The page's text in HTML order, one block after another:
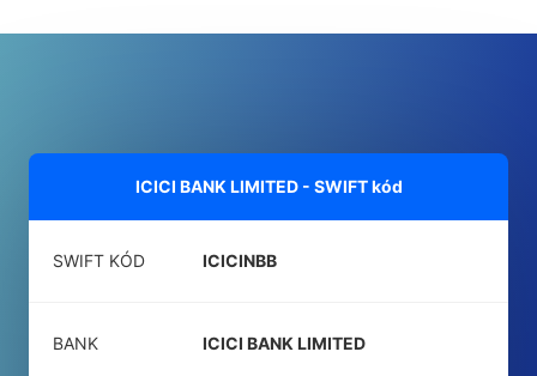
ICICI BANK LIMITED - SWIFT kód
SWIFT KÓD ICICINBB
BANK ICICI BANK LIMITED